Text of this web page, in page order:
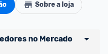
Sobre a loja
no Mercado